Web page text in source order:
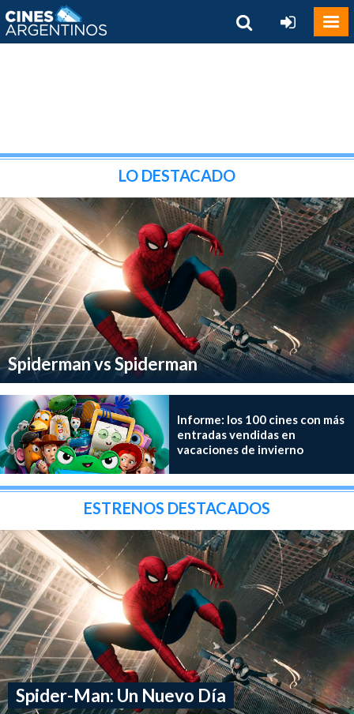
LO DESTACADO
Spiderman vs Spiderman
Informe: los 100 cines con más
entradas vendidas en
vacaciones de invierno
ESTRENOS DESTACADOS
Spider-Man: Un Nuevo Día